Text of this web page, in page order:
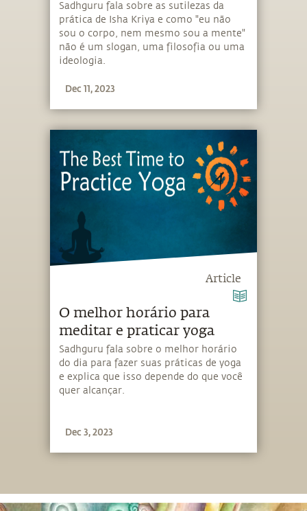
Sadhguru fala sobre as sutilezas da
prática de Isha Kriya e como "eu não
sou o corpo, nem mesmo sou a mente"
não é um slogan, uma filosofia ou uma
ideologia.
Dec 11, 2023
Article
O melhor horário para
meditar e praticar yoga
Sadhguru fala sobre o melhor horário
do dia para fazer suas práticas de yoga
e explica que isso depende do que você
quer alcançar.
Dec 3, 2023